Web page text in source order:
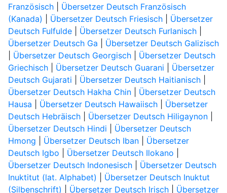
Französisch| Übersetzer Deutsch Französisch
(Kanada)
Übersetzer Deutsch Friesisch| Übersetzer
Deutsch Fulfulde| Übersetzer Deutsch Furlanisch|
Übersetzer Deutsch Ga
Übersetzer Deutsch Galizisch
Übersetzer Deutsch Georgisch| Übersetzer Deutsch
Griechisch| Übersetzer Deutsch Guarani
Übersetzer
Deutsch Gujarati
Übersetzer Deutsch Haitianisch|
Übersetzer Deutsch Hakha Chin| Übersetzer Deutsch
Hausa
Übersetzer Deutsch Hawaiisch| Übersetzer
Deutsch Hebräisch| Übersetzer Deutsch Hiligaynon|
Übersetzer Deutsch Hindi
Übersetzer Deutsch
Hmong
Übersetzer Deutsch Iban| Übersetzer
Deutsch Igbo
Übersetzer Deutsch Ilokano
Übersetzer Deutsch Indonesisch| Übersetzer Deutsch
Inuktitut (lat. Alphabet)
Übersetzer Deutsch Inuktut
(Silbenschrift)
Übersetzer Deutsch Irisch| Übersetzer